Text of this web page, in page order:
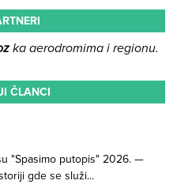
ka aerodromima i regionu.
ČLANCI
"Spasimo putopis" 2026. —
gde se služi...